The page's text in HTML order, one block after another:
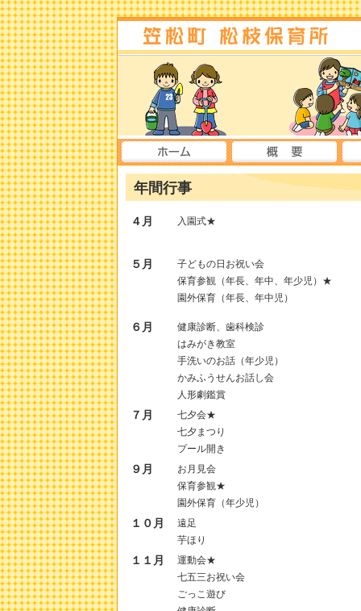
年間行事
４月 入園式★
５月
子どもの日お祝い会
保育参観（年長、年中、年少児）★
園外保育（年長、年中児）
６月
健康診断、歯科検診
はみがき教室
手洗いのお話（年少児）
かみふうせんお話し会
人形劇鑑賞
７月
七夕会★
七夕まつり
プール開き
９月
お月見会
保育参観★
園外保育（年少児）
１０月
遠足
芋ほり
１１月
運動会★
七五三お祝い会
ごっこ遊び